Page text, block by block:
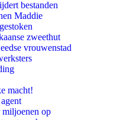
bestanden
Maddie
zweethut
vrouwenstad
macht!
op